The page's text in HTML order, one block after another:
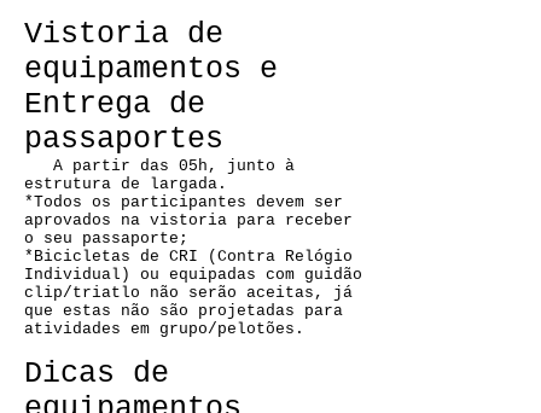
Vistoria de
equipamentos e
Entrega de
passaportes
A partir das 05h, junto à
estrutura de largada.
*Todos os participantes devem ser
aprovados na vistoria para receber
o seu passaporte;
*Bicicletas de CRI (Contra Relógio
Individual) ou equipadas com guidão
clip/triatlo não serão aceitas, já
que estas não são projetadas para
atividades em grupo/pelotões.
Dicas de